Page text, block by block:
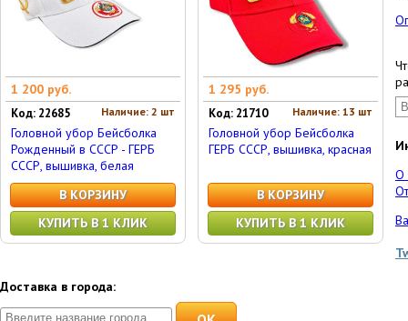
1 200 руб.
Наличие: 2 шт
Код: 22685
Головной убор Бейсболка
Рожденный в СССР - ГЕРБ
СССР, вышивка, белая
В КОРЗИНУ
КУПИТЬ В 1 КЛИК
1 295 руб.
Наличие: 13 шт
Код: 21710
Головной убор Бейсболка
ГЕРБ СССР, вышивка, красная
В КОРЗИНУ
КУПИТЬ В 1 КЛИК
О
Доставка в города: